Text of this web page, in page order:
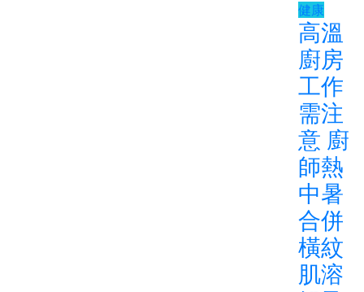
健康
高溫
廚房
工作
需注
意 廚
師熱
中暑
合併
橫紋
肌溶